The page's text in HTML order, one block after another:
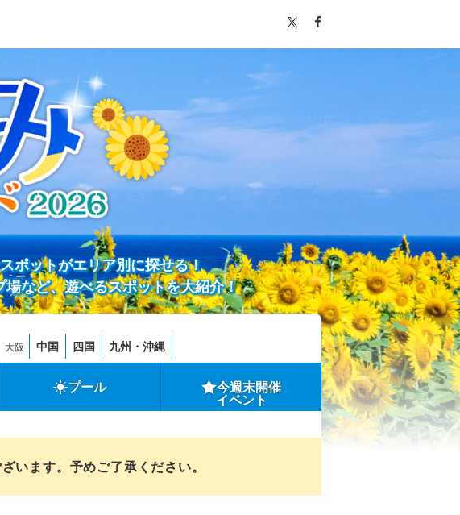
ポットがエリア別に探せる！
など、遊べるスポットを大紹介！
大阪 中国 四国 九州・沖縄
プール 今週末開催
イベント
います。予めご了承ください。